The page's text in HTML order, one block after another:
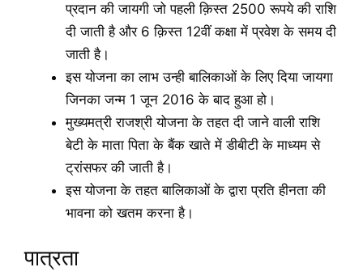
प्रदान की जायगी जो पहली क़िस्त 2500 रूपये की राशि
दी जाती है और 6 क़िस्त 12वीं कक्षा में प्रवेश के समय दी
जाती है।
इस योजना का लाभ उन्ही बालिकाओं के लिए दिया जायगा
जिनका जन्म 1 जून 2016 के बाद हुआ हो।
मुख्यमत्री राजश्री योजना के तहत दी जाने वाली राशि
बेटी के माता पिता के बैंक खाते में डीबीटी के माध्यम से
ट्रांसफर की जाती है।
इस योजना के तहत बालिकाओं के द्वारा प्रति हीनता की
भावना को खतम करना है।
पात्रता